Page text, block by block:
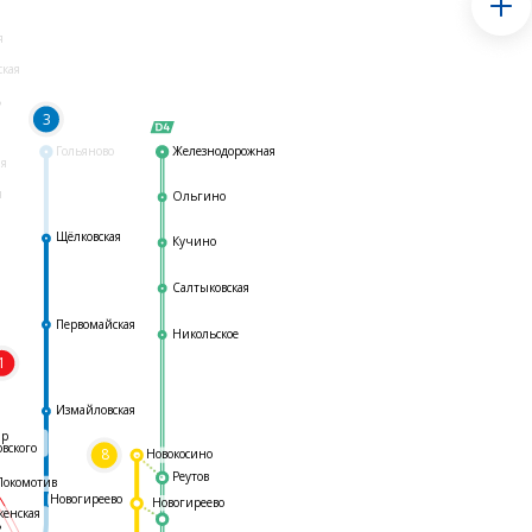
Гольяново
3
8
Железнодорожная
Ольгино
Кучино
Салтыковская
Никольское
Реутов
Измайловская
Первомайская
Щёлковская
Новогиреево
Новогиреево
Новокосино